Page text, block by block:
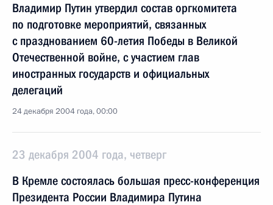
Владимир Путин утвердил состав оргкомитета
по подготовке мероприятий, связанных
с празднованием 60-летия Победы в Великой
Отечественной войне, с участием глав
иностранных государств и официальных
делегаций
24 декабря 2004 года, 00:00
23 декабря 2004 года, четверг
В Кремле состоялась большая пресс-конференция
Президента России Владимира Путина